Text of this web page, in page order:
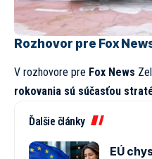
Rozhovor pre Fox
V rozhovore pre Fox News
rokovania sú súčasťou
Ďalšie články
EÚ